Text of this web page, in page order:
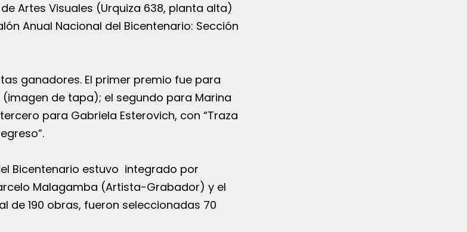
Artes Visuales (Urquiza 638, planta alta)
Anual Nacional del Bicentenario: Sección
ganadores. El primer premio fue para
(imagen de tapa); el segundo para Marina
para Gabriela Esterovich, con “Traza
Bicentenario estuvo integrado por
Malagamba (Artista-Grabador) y el
de 190 obras, fueron seleccionadas 70